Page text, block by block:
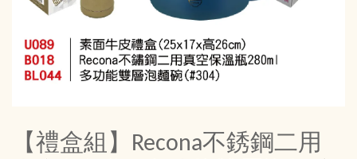
【禮盒組】Recona不銹鋼二用